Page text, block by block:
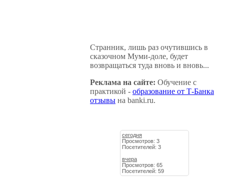
Странник, лишь раз очутившись в
сказочном Муми-доле, будет
возвращаться туда вновь и вновь...
Реклама на сайте: Обучение с
практикой - образование от Т-Банка
отзывы на banki.ru.
сегодня
Просмотров: 3
Посетителей: 3
вчера
Просмотров: 65
Посетителей: 59